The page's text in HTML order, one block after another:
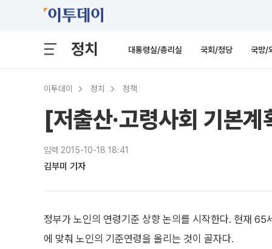
정치 대통령실/총리실 국회/정당 국방/
이투데이 정치 정책
[저출산·고령사회 기본
입력 2015-10-18 18:41
김부미 기자
정부가 노인의 연령기준 상향 논의를 시작한다. 현재
에 맞춰 노인의 기준연령을 올리는 것이 골자다.